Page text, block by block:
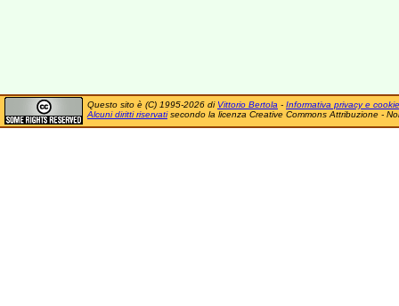
Questo sito è (C) 1995-2026 di Vittorio Bertola - Informativa privacy e cookie
Alcuni diritti riservatisecondo la licenza Creative Commons Attribuzione -